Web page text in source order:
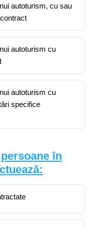
autoturism, cu sau
autoturism cu
autoturism cu
specifice
în